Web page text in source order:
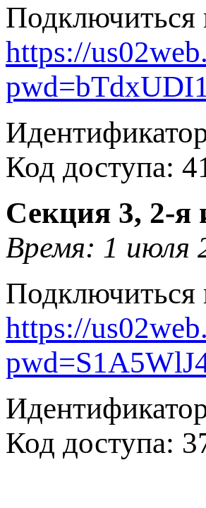
Подключиться
https://
Код доступа:
Секция 3, 2-я
Время: 1 июля
Подключиться
https://
Код доступа: